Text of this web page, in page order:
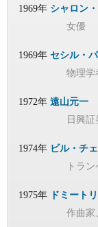
1969年 シャロン
女優
1969年 セシル・
物理学
1972年 遠山元一
日興
1974年 ビル・チ
トラ
1975年
ドミート
作曲家